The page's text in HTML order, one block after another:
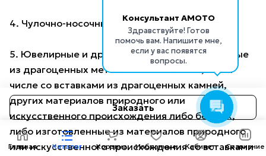
Консультант AMOTO
Здравствуйте! Готов
помочь вам. Напишите мне,
если у вас появятся
вопросы.
Заказать
4. Чулочно-носочные изделия.
5. Ювелирные и другие изделия, изготовленные
из драгоценных металлов и их сплавов, в том
числе со вставками из драгоценных камней,
других материалов природного или
искусственного происхождения либо без них,
либо изготовленные из материалов природного
или искусственного происхождения со вставками
Главная Каталог Корзина Избранные Кабинет Сравнение